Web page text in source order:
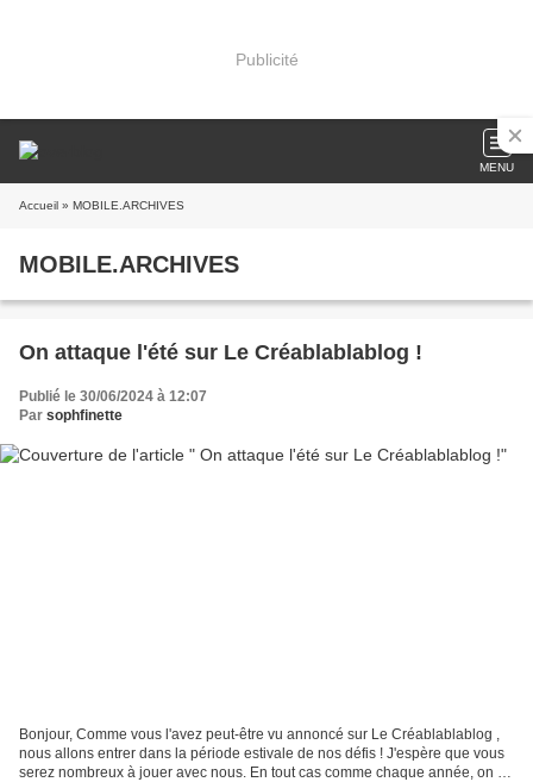
Publicité
MENU
Accueil » MOBILE.ARCHIVES
MOBILE.ARCHIVES
On attaque l'été sur Le Créablablablog !
Publié le 30/06/2024 à 12:07
Par sophfinette
Bonjour, Comme vous l'avez peut-être vu annoncé sur Le Créablablablog ,
nous allons entrer dans la période estivale de nos défis ! J'espère que vous
serez nombreux à jouer avec nous. En tout cas comme chaque année, on a